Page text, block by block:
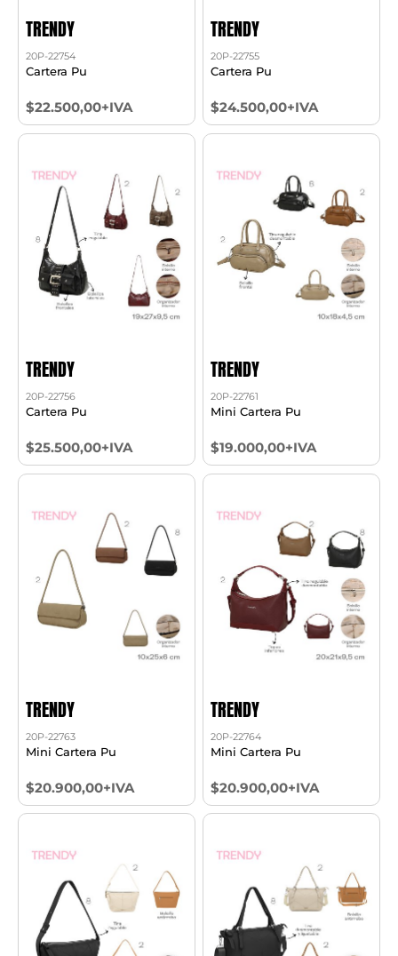
TRENDY
20P-22754
Cartera Pu
$22.500,00+IVA
TRENDY
20P-22755
Cartera Pu
$24.500,00+IVA
TRENDY
20P-22756
Cartera Pu
$25.500,00+IVA
TRENDY
20P-22761
Mini Cartera Pu
$19.000,00+IVA
TRENDY
20P-22763
Mini Cartera Pu
$20.900,00+IVA
TRENDY
20P-22764
Mini Cartera Pu
$20.900,00+IVA